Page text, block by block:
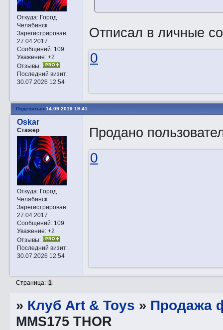
Откуда:Город
Челябинск
Зарегистрирован:
27.04.2017
Сообщений:109
Уважение: +2
Отзывы:
Последний визит:
30.07.2026 12:54
Отписал в личные
0
Поделиться14.09.2019 19:41
Oskar
Стажёр
Откуда:Город
Челябинск
Зарегистрирован:
27.04.2017
Сообщений:109
Уважение: +2
Отзывы:
Последний визит:
30.07.2026 12:54
Продано
0
Страница: 1
» Клуб Art & Toys » Продажа
MMS175 THOR